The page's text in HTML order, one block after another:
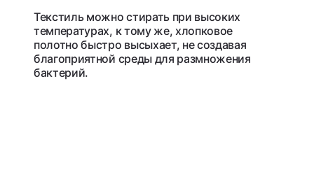
Текстиль можно стирать при высоких
температурах, к тому же, хлопковое
полотно быстро высыхает, не создавая
благоприятной среды для размножения
бактерий.